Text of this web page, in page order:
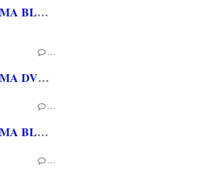
[REVUE CINEMA BLU-RAY 4K] THE DESCENT
…
[REVUE CINEMA DVD] SUPERMAN (2025)
…
[REVUE CINEMA BLU-RAY 4K] SINNERS
…